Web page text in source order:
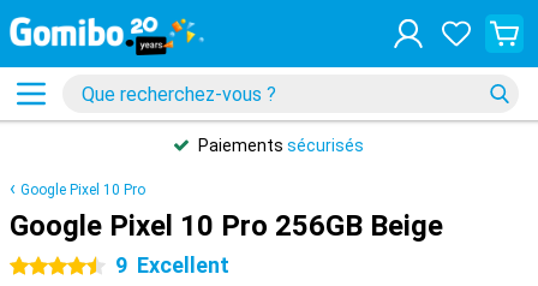
Paiements sécurisés
Google Pixel 10 Pro
Google Pixel 10 Pro 256GB Beige
4.5 étoiles 9 Excellent